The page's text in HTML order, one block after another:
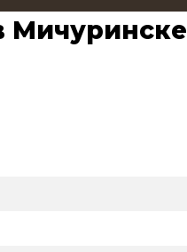
Мичуринске